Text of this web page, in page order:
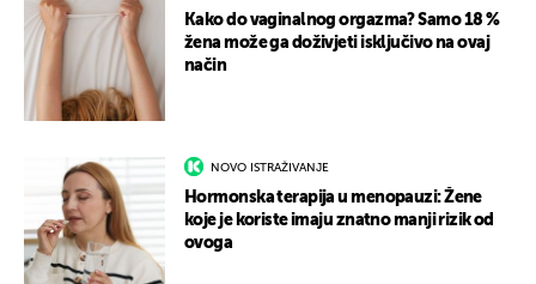
Kako do vaginalnog orgazma? Samo 18 %
žena može ga doživjeti isključivo na ovaj
način
NOVO ISTRAŽIVANJE
Hormonska terapija u menopauzi: Žene
koje je koriste imaju znatno manji rizik od
ovoga